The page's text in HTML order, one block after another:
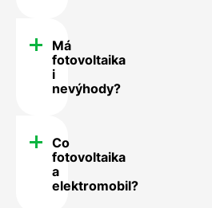
Má
fotovoltaika
i
nevýhody?
Co
fotovoltaika
a
elektromobil?